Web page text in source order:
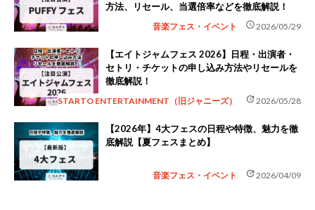
方法、リセール、当選倍率などを徹底解説！
音楽フェス・イベント schedule2026/05/29
【エイトジャムフェス 2026】日程・出演者・
セトリ・チケットの申し込み方法やリセールを
徹底解説！
STARTO ENTERTAINMENT（旧ジャニーズ） update2026/05/28
【2026年】4大フェスの日程や特徴、魅力を徹
底解説【夏フェスまとめ】
音楽フェス・イベント update2026/04/09